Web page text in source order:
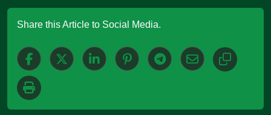
Share this Article to Social Media.